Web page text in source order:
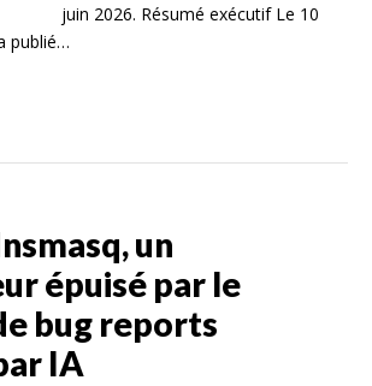
juin 2026. Résumé exécutif Le 10
publié…
un
épuisé par le
bug reports
IA